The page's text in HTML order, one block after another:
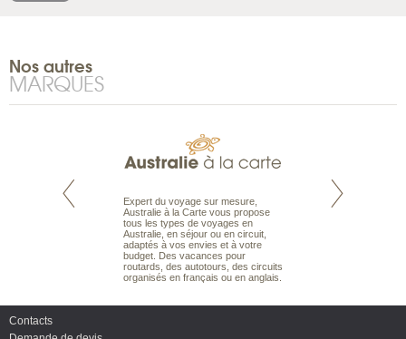
Nos autres
MARQUES
est le spécialiste
Expert du voyage sur mesure,
Australie à la Carte vous propose
tous les types de voyages en
Australie, en séjour ou en circuit,
adaptés à vos envies et à votre
budget. Des vacances pour
routards, des autotours, des circuits
organisés en français ou en anglais.
Parce qu’ils sont
Contacts